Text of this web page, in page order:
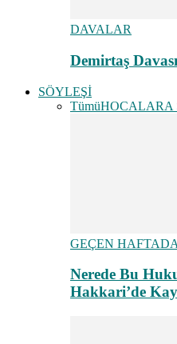
DAVALAR
Demirtaş
SÖYLEŞİ
TümüHOCALARA
GEÇEN
Nerede Bu
Hakkari’de